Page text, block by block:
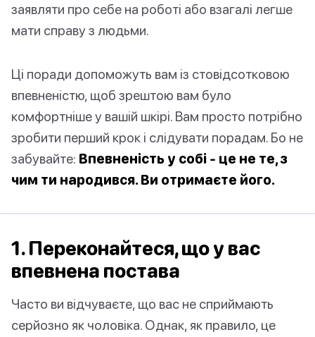
заявляти про себе на роботі або взагалі легше
мати справу з людьми.
Ці поради допоможуть вам із стовідсотковою
впевненістю, щоб зрештою вам було
комфортніше у вашій шкірі. Вам просто потрібно
зробити перший крок і слідувати порадам. Бо не
забувайте: Впевненість у собі - це не те, з
чим ти народився. Ви отримаєте його.
1. Переконайтеся, що у вас
впевнена постава
Часто ви відчуваєте, що вас не сприймають
серйозно як чоловіка. Однак, як правило, це